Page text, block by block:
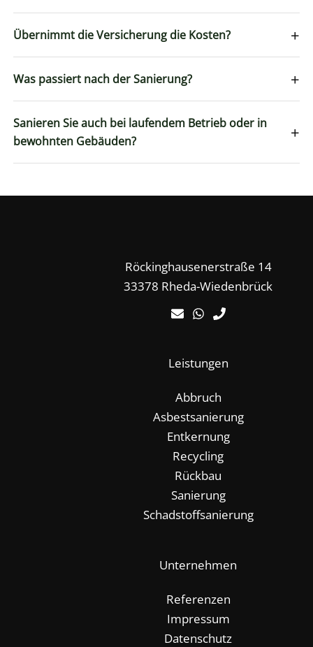
Übernimmt die Versicherung die Kosten? +
Was passiert nach der Sanierung? +
Sanieren Sie auch bei laufendem Betrieb oder in
bewohnten Gebäuden?
+
Röckinghausenerstraße 14
33378 Rheda-Wiedenbrück
Leistungen
Abbruch
Asbestsanierung
Entkernung
Recycling
Rückbau
Sanierung
Schadstoffsanierung
Unternehmen
Referenzen
Impressum
Datenschutz